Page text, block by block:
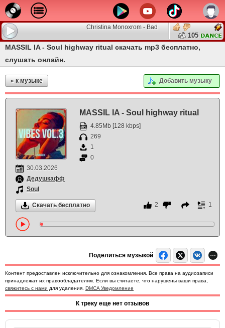
Christina Monoxrom - Bad Trip Show #199
105
MASSIL IA - Soul highway ritual скачать mp3 бесплатно,
слушать онлайн.
« к музыке Добавить музыку
MASSIL IA - Soul highway ritual
4.85Mb [128 kbps]
269
1
0
30.03.2026
Дедушкафф
Soul
Скачать бесплатно 2 1
Поделиться музыкой:
Контент предоставлен исключительно для ознакомления. Все права на аудиозаписи
принадлежат их правообладателям. Если вы считаете, что нарушены ваши права,
свяжитесь с нами для удаления. DMCA Уведомление
К треку еще нет отзывов